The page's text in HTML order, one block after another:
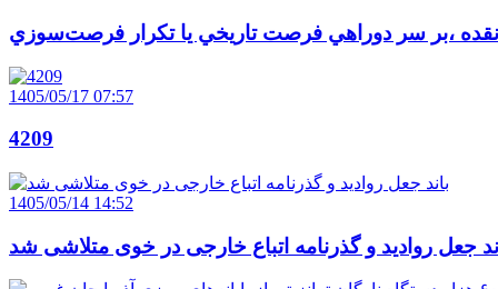
نقده ،بر سر دوراهي فرصت تاريخي يا تکرار فرصت‌سوزي
1405/05/17 07:57
4209
1405/05/14 14:52
جعل روادید و گذرنامه اتباع خارجی در خوی متلاشی شد